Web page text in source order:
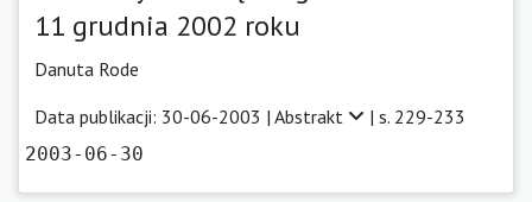
11 grudnia 2002 roku
Danuta Rode
Data publikacji: 30-06-2003 | Abstrakt | s. 229-233
2003-06-30